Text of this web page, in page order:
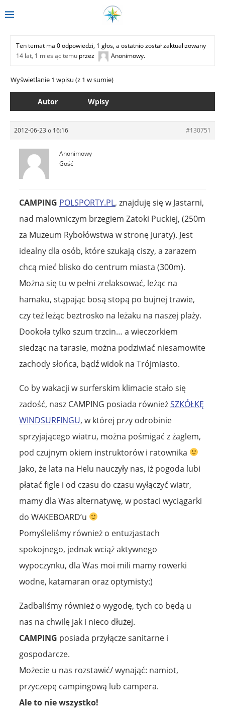
Ten temat ma 0 odpowiedzi, 1 głos, a ostatnio został zaktualizowany
14 lat, 1 miesiąc temu przez Anonimowy.
Wyświetlanie 1 wpisu (z 1 w sumie)
Autor Wpisy
2012-06-23 o 16:16 #130751
Anonimowy
Gość
CAMPING POLSPORTY.PL, znajduję się w Jastarni,
nad malowniczym brzegiem Zatoki Puckiej, (250m
za Muzeum Rybołówstwa w stronę Juraty). Jest
idealny dla osób, które szukają ciszy, a zarazem
chcą mieć blisko do centrum miasta (300m).
Można się tu w pełni zrelaksować, leżąc na
hamaku, stąpając bosą stopą po bujnej trawie,
czy też leżąc beztrosko na leżaku na naszej plaży.
Dookoła tylko szum trzcin… a wieczorkiem
siedząc na tarasie, można podziwiać niesamowite
zachody słońca, bądź widok na Trójmiasto.
Co by wakacji w surferskim klimacie stało się
zadość, nasz CAMPING posiada równieżSZKÓŁKĘ
WINDSURFINGU, w której przy odrobinie
sprzyjającego wiatru, można pośmigać z żaglem,
pod czujnym okiem instruktorów i ratownika
Jako, że lata na Helu nauczyły nas, iż pogoda lubi
płatać figle i od czasu do czasu wyłączyć wiatr,
mamy dla Was alternatywę, w postaci wyciągarki
do WAKEBOARD’u
Pomyśleliśmy również o entuzjastach
spokojnego, jednak wciąż aktywnego
wypoczynku, dla Was moi mili mamy rowerki
wodne, katamaran oraz optymisty:)
Zadbaliśmy również o wygodę, tych co będą u
nas na chwilę jak i nieco dłużej.
CAMPING posiada przyłącze sanitarne i
gospodarcze.
Możecie u nas rozstawić/ wynająć: namiot,
przyczepę campingową lub campera.
Ale to nie wszystko!